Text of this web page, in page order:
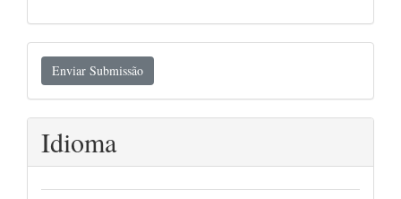
Enviar
Submissão
Enviar Submissão
Idioma